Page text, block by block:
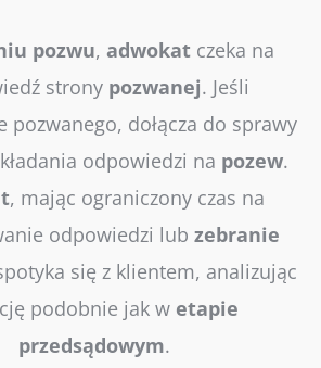
pozwu, adwokatczeka na
strony pozwanej. Jeśli
pozwanego, dołącza do sprawy
odpowiedzi na pozew.
, mając ograniczony czas na
odpowiedzi lub zebranie
się z klientem, analizując
podobnie jak w etapie
przedsądowym.